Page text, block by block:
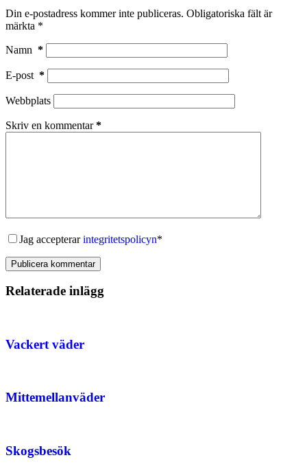
Din e-postadress kommer inte publiceras. Obligatoriska fält är
märkta *
Namn *
E-post *
Webbplats
Skriv en kommentar*
Jag accepterarintegritetspolicyn*
Publicera kommentar
Relaterade inlägg
Vackert väder
Mittemellanväder
Skogsbesök